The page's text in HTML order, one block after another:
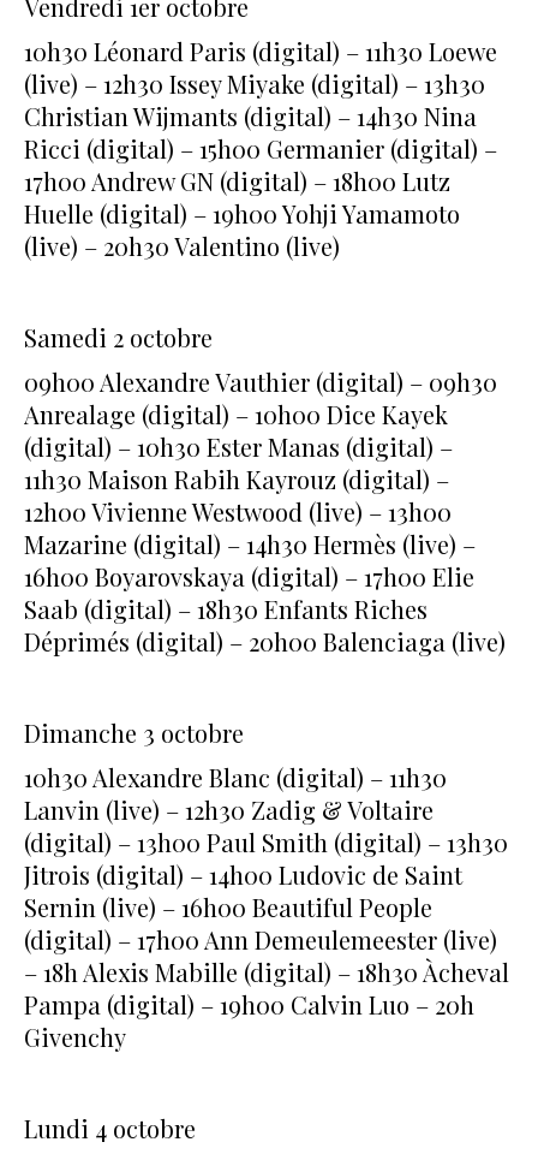
Vendredi 1er octobre
10h30 Léonard Paris (digital) – 11h30 Loewe
(live) – 12h30 Issey Miyake (digital) – 13h30
Christian Wijmants (digital) – 14h30 Nina
Ricci (digital) – 15h00 Germanier (digital) –
17h00 Andrew GN (digital) – 18h00 Lutz
Huelle (digital) – 19h00 Yohji Yamamoto
(live) – 20h30 Valentino (live)
Samedi 2 octobre
09h00 Alexandre Vauthier (digital) – 09h30
Anrealage (digital) – 10h00 Dice Kayek
(digital) – 10h30 Ester Manas (digital) –
11h30 Maison Rabih Kayrouz (digital) –
12h00 Vivienne Westwood (live) – 13h00
Mazarine (digital) – 14h30 Hermès (live) –
16h00 Boyarovskaya (digital) – 17h00 Elie
Saab (digital) – 18h30 Enfants Riches
Déprimés (digital) – 20h00 Balenciaga (live)
Dimanche 3 octobre
10h30 Alexandre Blanc (digital) – 11h30
Lanvin (live) – 12h30 Zadig & Voltaire
(digital) – 13h00 Paul Smith (digital) – 13h30
Jitrois (digital) – 14h00 Ludovic de Saint
Sernin (live) – 16h00 Beautiful People
(digital) – 17h00 Ann Demeulemeester (live)
– 18h Alexis Mabille (digital) – 18h30 Àcheval
Pampa (digital) – 19h00 Calvin Luo – 20h
Givenchy
Lundi 4 octobre